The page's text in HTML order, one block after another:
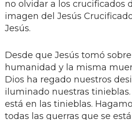
no olvidar a los crucificados
imagen del Jesús
Jesús.
Desde que Jesús tomó
humanidad y la misma
Dios ha regado nuestros
iluminado nuestras
está en las tinieblas.
todas las guerras que se